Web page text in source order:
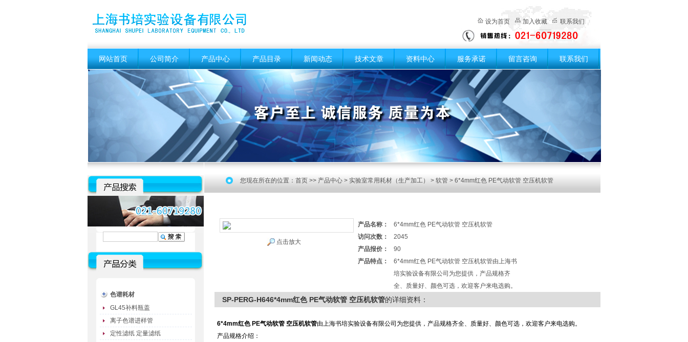
设为首页 加入收藏 联系我们
网站首页 公司简介 产品中心 产品目录 新闻动态 技术文章 资料中心 服务承诺 留言咨询 联系我们
色谱耗材
GL45补料瓶盖
离子色谱进样管
定性滤纸 定量滤纸
您现在所在的位置： 首页 >> 产品中心 > 实验室常用耗材（生产加工） > 软管 > 6*4mm红色 PE气动软管 空压机软管
点击放大
产品名称：
6*4mm红色 PE气动软管 空压机软管
访问次数：
2045
产品报价：
90
产品特点：
6*4mm红色 PE气动软管 空压机软管由上海书
培实验设备有限公司为您提供，产品规格齐
全、质量好、颜色可选，欢迎客户来电选购。
SP-PERG-H646*4mm红色 PE气动软管 空压机软管的详细资料：
6*4mm红色 PE气动软管 空压机软管由上海书培实验设备有限公司为您提供，产品规格齐全、质量好、颜色可选，欢迎客户来电选购。
产品规格介绍：